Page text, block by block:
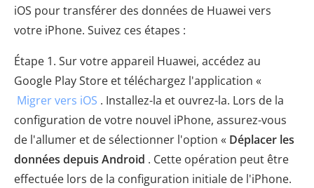
iOS pour transférer des données de Huawei vers
votre iPhone. Suivez ces étapes :
Étape 1. Sur votre appareil Huawei, accédez au
Google Play Store et téléchargez l'application «
Migrer vers iOS . Installez-la et ouvrez-la. Lors de la
configuration de votre nouvel iPhone, assurez-vous
de l'allumer et de sélectionner l'option « Déplacer les
données depuis Android . Cette opération peut être
effectuée lors de la configuration initiale de l'iPhone.